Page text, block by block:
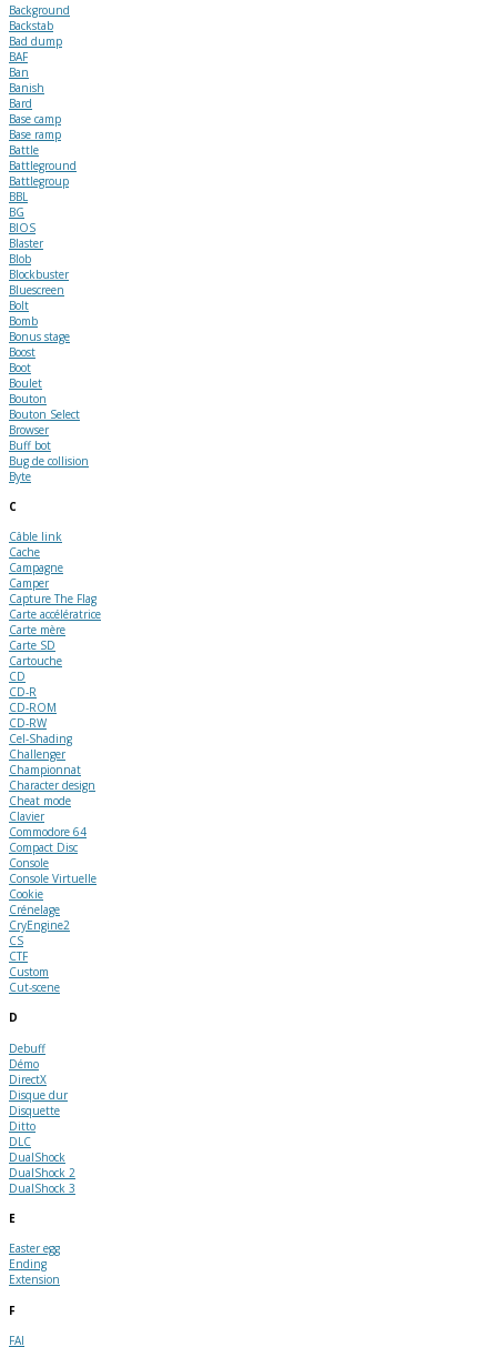
Background
Backstab
Bad dump
BAF
Ban
Banish
Bard
Base camp
Base ramp
Battle
Battleground
Battlegroup
BBL
BG
BIOS
Blaster
Blob
Blockbuster
Bluescreen
Bolt
Bomb
Bonus stage
Boost
Boot
Boulet
Bouton
Bouton Select
Browser
Buff bot
Bug de collision
Byte
C
Câble link
Cache
Campagne
Camper
Capture The Flag
Carte accélératrice
Carte mère
Carte SD
Cartouche
CD
CD-R
CD-ROM
CD-RW
Cel-Shading
Challenger
Championnat
Character design
Cheat mode
Clavier
Commodore 64
Compact Disc
Console
Console Virtuelle
Cookie
Crénelage
CryEngine2
CS
CTF
Custom
Cut-scene
D
Debuff
Démo
DirectX
Disque dur
Disquette
Ditto
DLC
DualShock
DualShock 2
DualShock 3
E
Easter egg
Ending
Extension
F
FAI